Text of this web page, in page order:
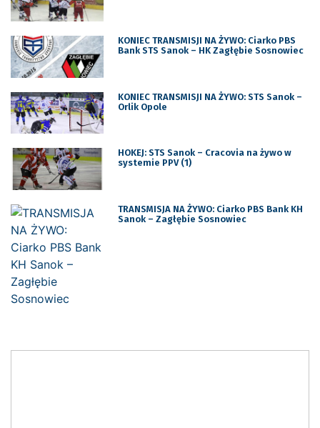
KONIEC TRANSMISJI NA ŻYWO: Ciarko PBS
Bank STS Sanok – HK Zagłębie Sosnowiec
KONIEC TRANSMISJI NA ŻYWO: STS Sanok –
Orlik Opole
HOKEJ: STS Sanok – Cracovia na żywo w
systemie PPV (1)
TRANSMISJA NA ŻYWO: Ciarko PBS Bank KH
Sanok – Zagłębie Sosnowiec